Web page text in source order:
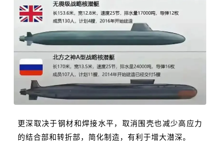
更深取决于钢材和焊接水平，取消围壳也减少高应力
的结合部和转折部，简化制造，有利于增大潜深。